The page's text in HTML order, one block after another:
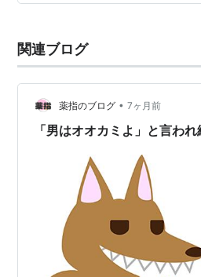
関連ブログ
薬指のブログ • 7ヶ月前
「男はオオカミよ」と言わ